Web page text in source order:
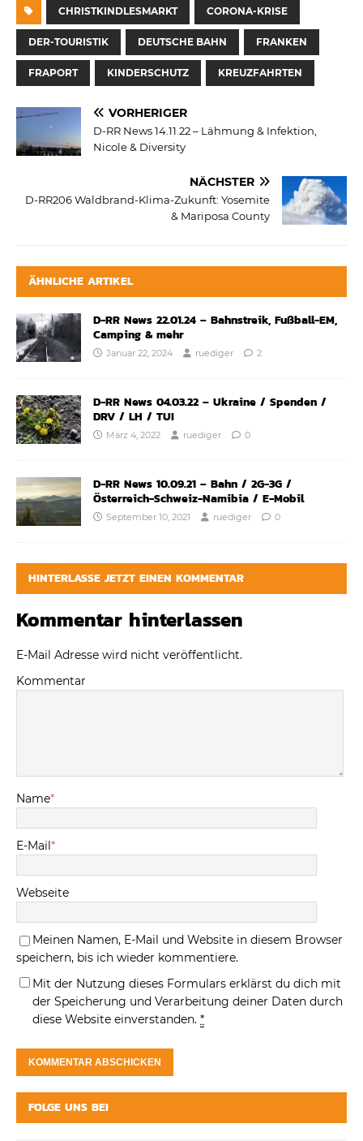
CHRISTKINDLESMARKT CORONA-KRISE
DER-TOURISTIK DEUTSCHE BAHN FRANKEN
FRAPORT KINDERSCHUTZ KREUZFAHRTEN
VORHERIGER
D-RR News 14.11.22 – Lähmung & Infektion,
Nicole & Diversity
NÄCHSTER
D-RR206 Waldbrand-Klima-Zukunft: Yosemite
& Mariposa County
ÄHNLICHE ARTIKEL
D-RR News 22.01.24 – Bahnstreik, Fußball-EM,
Camping & mehr
Januar 22, 2024 ruediger 2
D-RR News 04.03.22 – Ukraine / Spenden /
DRV / LH / TUI
März 4, 2022 ruediger 0
D-RR News 10.09.21 – Bahn / 2G-3G /
Österreich-Schweiz-Namibia / E-Mobil
September 10, 2021 ruediger 0
HINTERLASSE JETZT EINEN KOMMENTAR
Kommentar hinterlassen
E-Mail Adresse wird nicht veröffentlicht.
Kommentar
Name*
E-Mail*
Webseite
Meinen Namen, E-Mail und Website in diesem Browser
speichern, bis ich wieder kommentiere.
Mit der Nutzung dieses Formulars erklärst du dich mit
der Speicherung und Verarbeitung deiner Daten durch
diese Website einverstanden. *
FOLGE UNS BEI